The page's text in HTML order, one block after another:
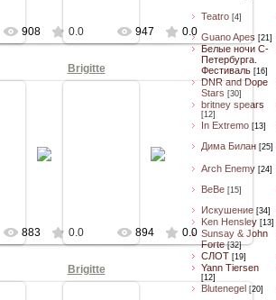
908 0.0 947 0.0
Концерт в клубе A2
Cпб
883 0.0
Brigitte
Концерт в клубе A2
Cпб
894 0.0
Brigitte
Teatro [4]
Guano Apes [21]
Белые ночи С-
Петербурга.
Фестиваль [16]
DNR and Dope
Stars [30]
britney spears
[12]
In Extremo [13]
Дима Билан [25]
Arch Enemy [24]
BeBe [15]
Искушение [34]
Ken Hensley [13]
Sunsay & John
Forte [32]
CЛОТ [19]
Yann Tiersen
[12]
Blutenegel [20]